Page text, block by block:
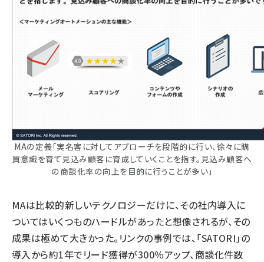
MAの定義「実名客に対してアプローチを段階的に行い、徐々に購
買意識を育て見込み顧客に育成していくことを指す。見込み顧客へ
の商談化率の向上を目的に行うことが多い」
MAは比較的新しいテクノロジーだけに、その社内導入に
ついてはいくつものハードルがあったと想像されるが、その
成果は極めて大きかった。リンクの事例では、「SATORI」の
導入から約1年でリード獲得が300％アップ、商談化件数